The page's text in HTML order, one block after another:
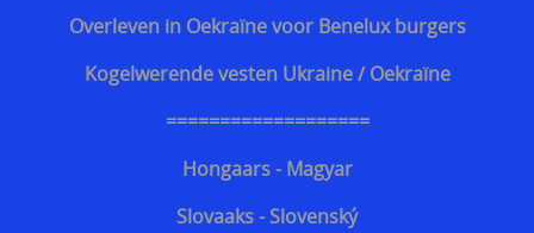
Overleven in Oekraïne voor Benelux burgers
Kogelwerende vesten Ukraine / Oekraïne
===================
Hongaars - Magyar
Slovaaks - Slovenský